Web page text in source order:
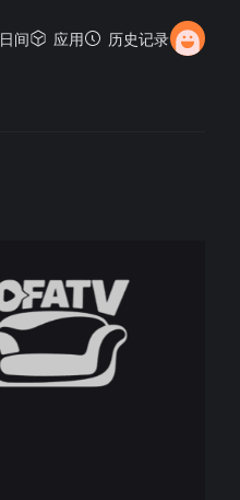
日间 应用 历史记录